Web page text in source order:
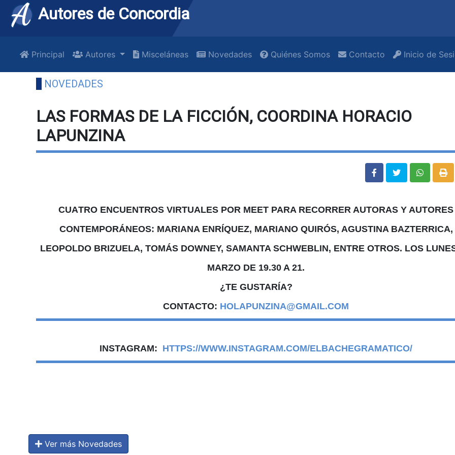
Autores de Concordia
Principal Autores Misceláneas Novedades Quiénes Somos Contacto Inicio de
NOVEDADES
LAS FORMAS DE LA FICCIÓN, COORDINA HORACIO
LAPUNZINA
CUATRO ENCUENTROS VIRTUALES POR MEET PARA RECORRER AUTORAS Y AUTORES
CONTEMPORÁNEOS: MARIANA ENRÍQUEZ, MARIANO QUIRÓS, AGUSTINA BAZTERRICA,
LEOPOLDO BRIZUELA, TOMÁS DOWNEY, SAMANTA SCHWEBLIN, ENTRE OTROS. LOS
MARZO DE 19.30 A 21.
¿TE GUSTARÍA?
CONTACTO: HOLAPUNZINA@GMAIL.COM
INSTAGRAM: HTTPS://WWW.INSTAGRAM.COM/ELBACHEGRAMATICO/
Ver más Novedades